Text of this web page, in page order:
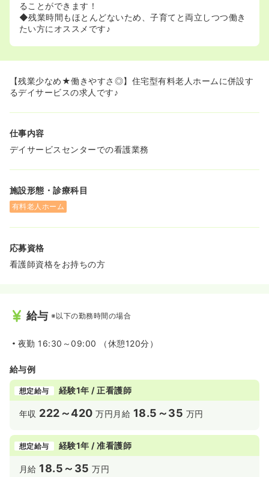
ることができます！
◆残業時間もほとんどないため、子育てと両立しつつ働き
たい方にオススメです♪
【残業少なめ★働きやすさ◎】住宅型有料老人ホームに併設す
るデイサービスの求人です♪
仕事内容
デイサービスセンターでの看護業務
施設形態・診療科目
有料老人ホーム
応募資格
看護師資格をお持ちの方
給与 ※以下の勤務時間の場合
夜勤 16:30～09:00 （休憩120分）
給与例
想定給与 経験1年 / 正看護師
年収 222～420 万円 月給 18.5～35 万円
想定給与 経験1年 / 准看護師
月給 18.5～35 万円